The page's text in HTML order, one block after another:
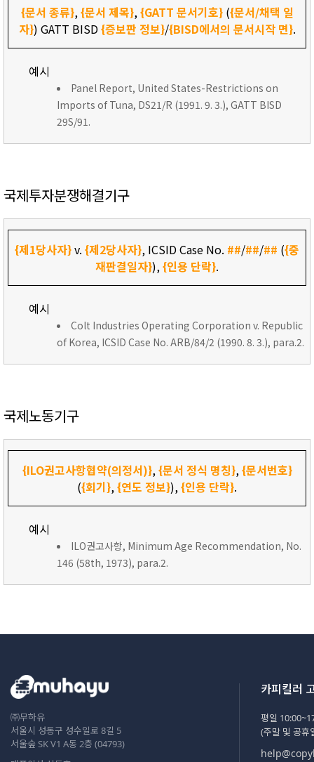
{문서 종류},{문서 제목},{GATT 문서기호}({문서/채택 일
자}) GATT BISD{증보판 정보}/{BISD에서의 문서시작 면}.
예시
Panel Report, United States-Restrictions on
Imports of Tuna, DS21/R (1991. 9. 3.), GATT BISD
29S/91.
국제투자분쟁해결기구
{제1당사자}v. {제2당사자}, ICSID Case No. ##/##/## ({중
재판결일자}),{인용 단락}.
예시
Colt Industries Operating Corporation v. Republic
of Korea, ICSID Case No. ARB/84/2 (1990. 8. 3.), para.2.
국제노동기구
{ILO권고사항협약(의정서)},{문서 정식 명칭},{문서번호}
({회기},{연도 정보}),{인용 단락}.
예시
ILO권고사항, Minimum Age Recommendation, No.
146 (58th, 1973), para.2.
㈜무하유
서울시 성동구 성수일로 8길 5
서울숲 SK V1 A동 2층 (04793)
카피킬러
평일
(주말 및 공휴